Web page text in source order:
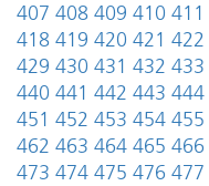
407 408 409 410 411
418 419 420 421 422
429 430 431 432 433
440 441 442 443 444
451 452 453 454 455
462 463 464 465 466
473 474 475 476 477